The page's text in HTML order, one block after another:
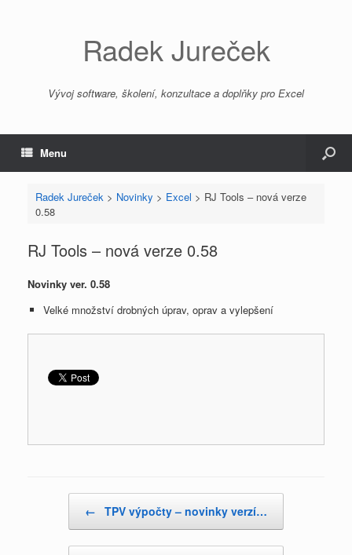
Radek Jureček
Vývoj software, školení, konzultace a doplňky pro Excel
Menu
Radek Jureček > Novinky > Excel > RJ Tools – nová verze
0.58
RJ Tools – nová verze 0.58
Novinky ver. 0.58
Velké množství drobných úprav, oprav a vylepšení
← TPV výpočty – novinky verzí…